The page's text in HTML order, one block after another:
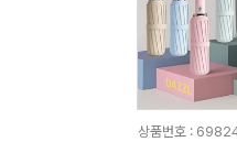
상품번호 :